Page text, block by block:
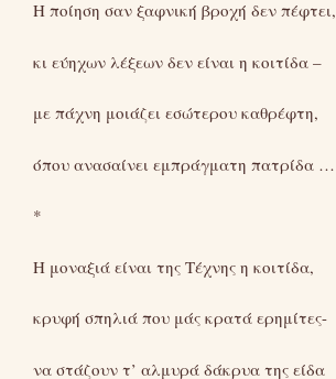
Η ποίηση σαν ξαφνική βροχή δεν πέφτει,
κι εύηχων λέξεων δεν είναι η κοιτίδα –
με πάχνη μοιάζει εσώτερου καθρέφτη,
όπου ανασαίνει εμπράγματη πατρίδα …
*
Η μοναξιά είναι της Τέχνης η κοιτίδα,
κρυφή σπηλιά που μάς κρατά ερημίτες-
να στάζουν τ’ αλμυρά δάκρυα της είδα